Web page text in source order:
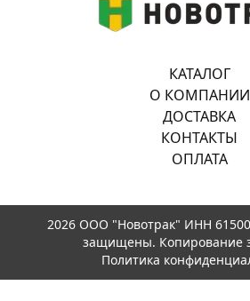
КАТАЛОГ
О КОМПАНИИ
ДОСТАВКА
КОНТАКТЫ
ОПЛАТА
2026 ООО "Новотрак" ИНН
защищены. Копирование
Политика